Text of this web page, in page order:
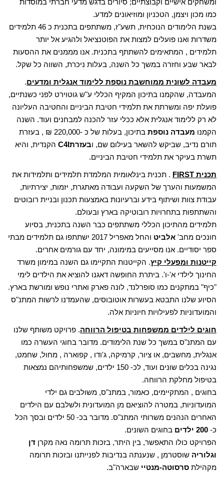
ומשחקים אישיים וקבוצתיים; סיורים בדגש מדעי חברתי במוסדות
כמו מכון ויצמן, הטכניון ומוזיאונים למדע.
בשנת הלימודים הנוכחית, תשע"ז, משתתפים בתכנית כ 46 תלמידים
משדרות ואנו פועלים למצות את הפוטנציאל ולהגיע אל יותר
תלמידים , המתאימים להשתתף בתכנית. אנו מממנים את ההסעות
לבאר שבע וחזרה במשך כל השנה, בעלות ניכרת, השווה כל שקל.
מעבדה לשונית ממוחשבת נוספת ללימוד אנגלית ומדעים.
המעבדה, שהקמנו בתיכון המקיף הכללי ע"ש גוטוירט לפני כשנתיים,
פועלת יפה ומשרתת את תלמידי חטיבת הביניים והחטיבה העליונה
לא רק ללימוד אנגלית אלא ככלי עזר להכנה למבחנים ועוד. השנה
הקמנו מעבדה נוספת
בתיכון, בעלות של כ -220,000 ₪ , בעזרת
תורם נדיב, שביקש להשאר בעילום שם, ובעזרתC4I
הקנדית, והיא
תשרת בעיקר את תלמידי חטיבת הביניים.
תכנית FIRST
. תכנית בינלאומית המלמדת תלמידים ותלמידות את
המשמעות והערך של השקעה ועבודה מאתגרת, יזמות, יצירתיות,
עבודת צוות ושיתוף בידע וברעיונות באמצעות תכנון ובניית רובוטים
והשתתפות בתחרויות רובוטיקה בארץ ובעולם.
תלמידים מהתיכון הכללי משתתפים כבר השנה בתכנית, בסיוע
חונכים מחב' אלביט
והחל מאפריל 2017 ישתתפו גם תלמידים מבתי
ספר יסודיים. אנו מסייעים במימונה, יחד עם גורמים אחרים.
קייטנות ומפעלי קיץ. הקייטנות התקיימו גם השנה במימון משרד
החינוך לילדי א'-ו'. ביתרת החופשה דאגנו להוציא את הילדים לימי
"כיף" במתקנים כמו סופרלנד, לונה פארק ואתרי נופש ומורשת בארץ.
הסיוע שלנו התבטא בעשרות אוטובוסים, שהעמדנו לרשות המתנ"ס
והמועדוניות לפעילויות חיוניות אלה.
חוגים לילדים ממשפחות בטיפול הרווחה. פרויקט משותף שלנו
עם המתנ"ס במשך כל שנת הלימודים. מדובר בחוגי העשרה כמו
אנגלית, מחשבים, או ציור, קרמיקה, ג'ודו , קפוארה , מחול, שחמט,
נגינה בכלים שונים ועוד, לכ- 150 ילדים, שמשפחותיהם נמצאות
בטיפול מחלקת הרווחה.
בחוגים , המתקיימים, כאמור, במתנ"ס, משולבים גם ילדי
המועדוניות, במטרה להוציאם מן המועדונית ולשלבם עם הילדים
האחרים הנהנים משרותי המתנ"ס. מדובר בכ- 50 ילדים ובסך הכל
כ- 200 ילדים
בחוגים השונים.
הפרויקט כולו התאפשר, בין היתר, בזכות תרומה נאה מקרן דן
וגלוריה שוסטרמן , שנענתה בנדיבות לפנייתנו ובזכות תרומה
מקהילת סרסוטה-מנטיי שבארה"ב.